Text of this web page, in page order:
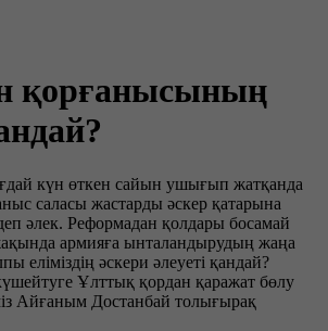
қорғанысының
күн өткен сайын ушығып жатқанда
саласы жастарды әскер қатарына
әлек. Реформадан қолдары босамай
армияға ынталандырудың жаңа
еліміздің әскери әлеуеті қандай?
Ұлттық қордан қаражат бөлу
Айғаным Достанбай толығырақ